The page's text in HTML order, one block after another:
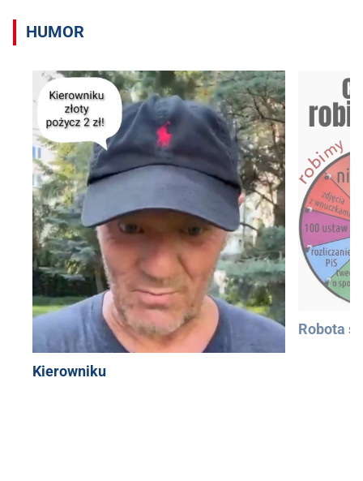
HUMOR
Kierowniku
Robota